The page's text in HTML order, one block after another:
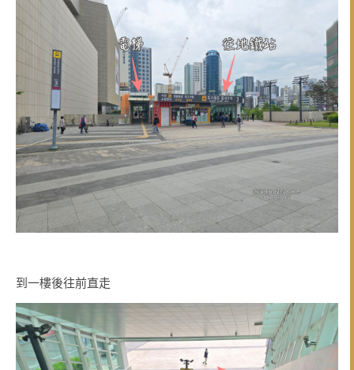
到一樓後往前直走